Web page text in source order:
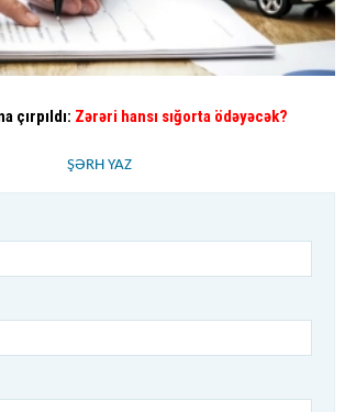
çırpıldı: Zərəri hansı sığorta ödəyəcək?
ŞƏRH YAZ